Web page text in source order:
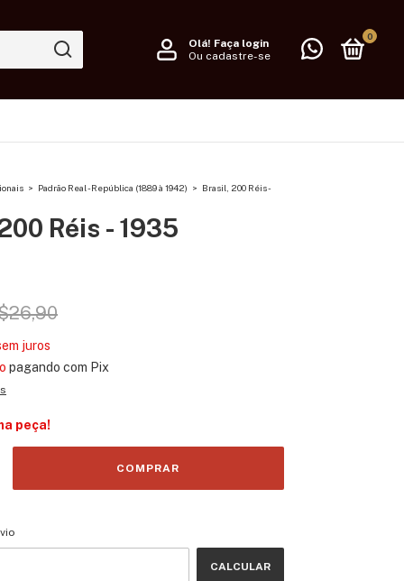
Olá! Faça login
Ou cadastre-se
0
> Padrão Real - República (1889 à 1942) > Brasil, 200 Réis -
Réis - 1935
juros
pagando com Pix
peça!
CALCULAR